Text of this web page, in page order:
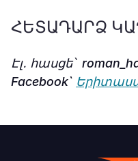
ՀԵՏԱԴԱՐՁ
Էլ․ հասցե՝
Facebook`